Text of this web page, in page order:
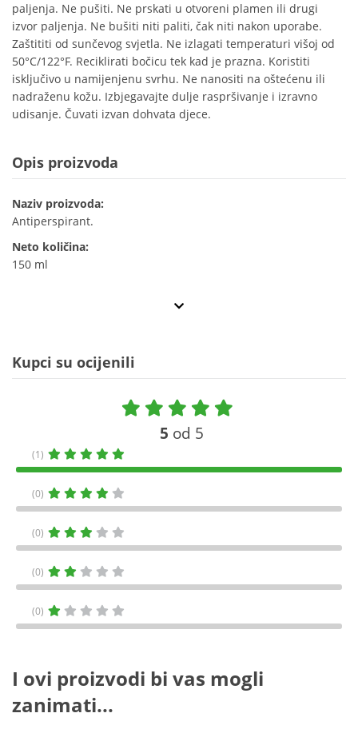
paljenja. Ne pušiti. Ne prskati u otvoreni plamen ili drugi
izvor paljenja. Ne bušiti niti paliti, čak niti nakon uporabe.
Zaštititi od sunčevog svjetla. Ne izlagati temperaturi višoj od
50°C/122°F. Reciklirati bočicu tek kad je prazna. Koristiti
isključivo u namijenjenu svrhu. Ne nanositi na oštećenu ili
nadraženu kožu. Izbjegavajte dulje raspršivanje i izravno
udisanje. Čuvati izvan dohvata djece.
Opis proizvoda
Naziv proizvoda:
Antiperspirant.
Neto količina:
150 ml
Kupci su ocijenili
5 od 5
(1)
(0)
(0)
(0)
(0)
I ovi proizvodi bi vas mogli
zanimati...